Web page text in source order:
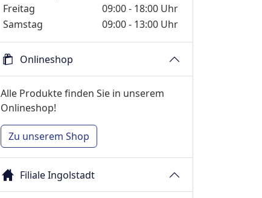
Freitag
09:00 - 18:00 Uhr
Samstag
09:00 - 13:00 Uhr
Onlineshop
Alle Produkte finden Sie in unserem
Onlineshop!
Zu unserem Shop
Filiale Ingolstadt